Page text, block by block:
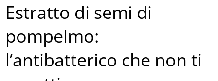
Estratto di semi di
pompelmo:
l’antibatterico che non ti